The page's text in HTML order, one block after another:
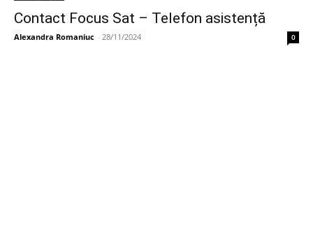
Contact Focus Sat – Telefon asistență
Alexandra Romaniuc - 28/11/2024 0